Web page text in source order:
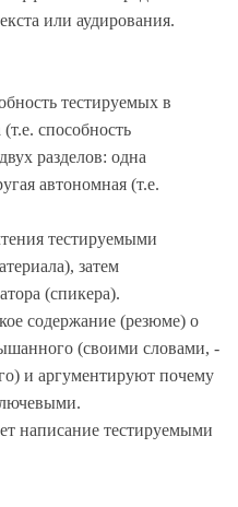
или аудирования.
тестируемых в
способность
разделов: одна
автономная (т.е.
тестируемыми
затем
(спикера).
содержание (резюме) о
(своими словами, -
и аргументируют почему
написание тестируемыми